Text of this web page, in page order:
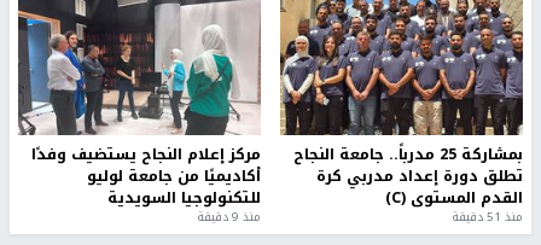
بمشاركة 25 مدرباً.. جامعة النجاح
تطلق دورة إعداد مدربي كرة
القدم المستوى (C)
منذ 51 دقيقة
مركز إعلام النجاح يستضيف وفدًا
أكاديميًا من جامعة لوليو
للتكنولوجيا السويدية
منذ 9 دقيقة